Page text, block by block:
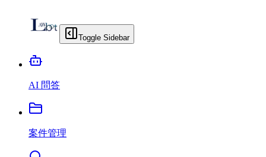
Toggle Sidebar
AI 問答
案件管理